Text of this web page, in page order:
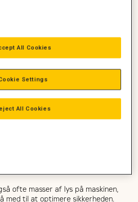
givet den gas med komforten.
og gummihjulslæssere fast
behov for et godt og kendt miljø
ofte masser af lys på maskinen,
med til at optimere sikkerheden.
All Cookies
All Cookies
Settings